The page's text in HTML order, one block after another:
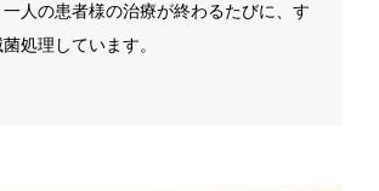
人の患者様の治療が終わるたびに、す
処理しています。